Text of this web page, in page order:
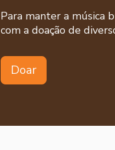
Para manter a música
com a doação de
Doar